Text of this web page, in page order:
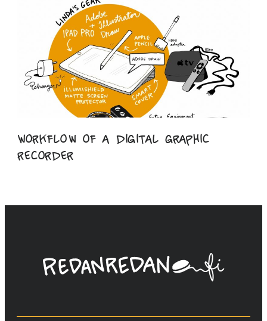
Workflow of a digital graphic
recorder
Linda
Saukko-
Oy